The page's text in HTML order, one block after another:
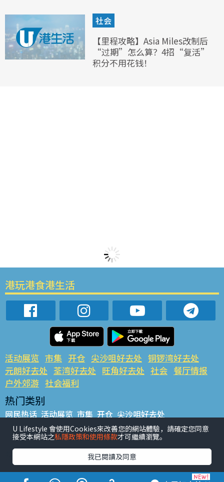
社会
【里程攻略】Asia Miles改制后
“过期”怎么算？4招“复活”
积分不用花钱！
港玩港食港生活
活动展览 市集 开仓 尖沙咀好去处 铜锣湾好去处
元朗好去处 荃湾好去处 旺角好去处 社会 餐厅情报
户外郊游 社会福利
热门类别
网民热话 活动展览 市集 开仓 尖沙咀好去处
铜锣湾好去处 元朗好去处 荃湾好去处 旺角好去处 社会
餐厅情报 户外郊游
热门标签
#UGO揾好去处 #人气活动推介 #美食社群热话
U Lifestyle 會使用Cookies來改善您的網站體驗，請確定您同意
接受本網站之私隱政策和使用條款才可繼續瀏覽。
我已閱讀及同意